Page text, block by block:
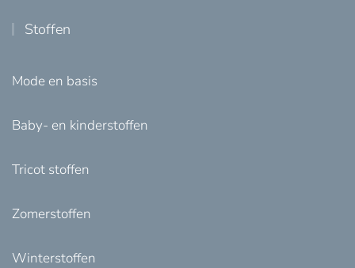
Stoffen
Mode en basis
Baby- en kinderstoffen
Tricot stoffen
Zomerstoffen
Winterstoffen